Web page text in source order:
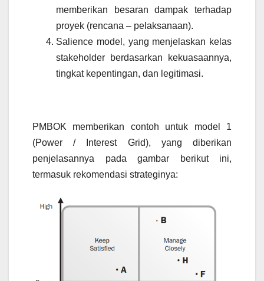
memberikan besaran dampak terhadap
proyek (rencana – pelaksanaan).
Salience model, yang menjelaskan kelas
stakeholder berdasarkan kekuasaannya,
tingkat kepentingan, dan legitimasi.
PMBOK memberikan contoh untuk model 1
(Power / Interest Grid), yang diberikan
penjelasannya pada gambar berikut ini,
termasuk rekomendasi strateginya: